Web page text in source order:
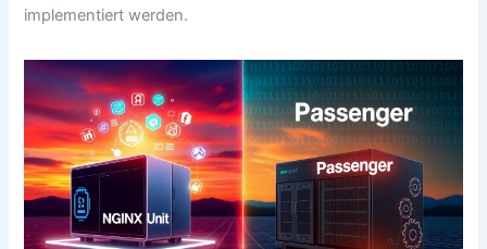
implementiert werden.